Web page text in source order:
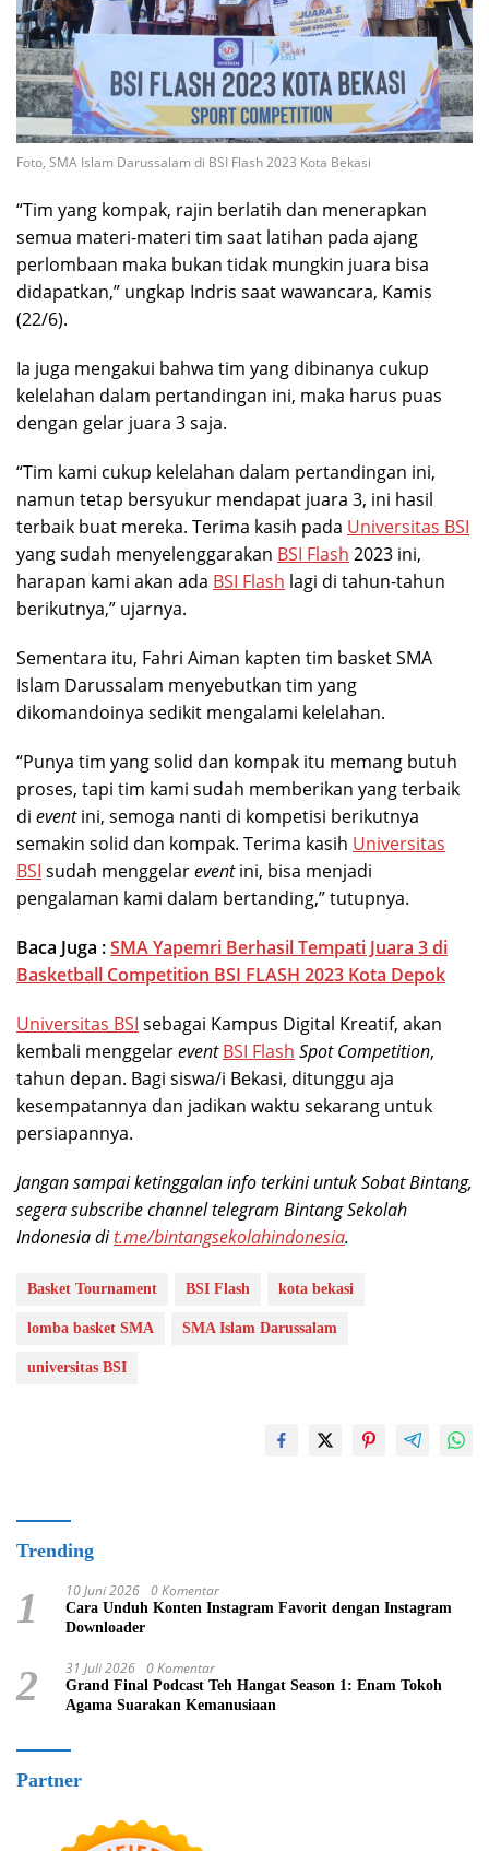
Foto, SMA Islam Darussalam di BSI Flash 2023 Kota Bekasi
“Tim yang kompak, rajin berlatih dan menerapkan
semua materi-materi tim saat latihan pada ajang
perlombaan maka bukan tidak mungkin juara bisa
didapatkan,” ungkap Indris saat wawancara, Kamis
(22/6).
Ia juga mengakui bahwa tim yang dibinanya cukup
kelelahan dalam pertandingan ini, maka harus puas
dengan gelar juara 3 saja.
“Tim kami cukup kelelahan dalam pertandingan ini,
namun tetap bersyukur mendapat juara 3, ini hasil
terbaik buat mereka. Terima kasih pada Universitas BSI
yang sudah menyelenggarakan BSI Flash 2023 ini,
harapan kami akan ada BSI Flash lagi di tahun-tahun
berikutnya,” ujarnya.
Sementara itu, Fahri Aiman kapten tim basket SMA
Islam Darussalam menyebutkan tim yang
dikomandoinya sedikit mengalami kelelahan.
“Punya tim yang solid dan kompak itu memang butuh
proses, tapi tim kami sudah memberikan yang terbaik
di eventini, semoga nanti di kompetisi berikutnya
semakin solid dan kompak. Terima kasih Universitas
BSI sudah menggelareventini, bisa menjadi
pengalaman kami dalam bertanding,” tutupnya.
Baca Juga :SMA Yapemri Berhasil Tempati Juara 3 di
Basketball Competition BSI FLASH 2023 Kota Depok
Universitas BSI sebagai Kampus Digital Kreatif, akan
kembali menggelarevent BSI Flash Spot Competition,
tahun depan. Bagi siswa/i Bekasi, ditunggu aja
kesempatannya dan jadikan waktu sekarang untuk
persiapannya.
Jangan sampai ketinggalan info terkini untuk Sobat Bintang,
segera subscribe channel telegram Bintang Sekolah
Indonesia dit.me/bintangsekolahindonesia.
Basket Tournament BSI Flash kota bekasi
lomba basket SMA SMA Islam Darussalam
universitas BSI
Trending
1 10 Juni 2026 0 Komentar
Cara Unduh Konten Instagram Favorit dengan Instagram
Downloader
2 31 Juli 2026 0 Komentar
Grand Final Podcast Teh Hangat Season 1: Enam Tokoh
Agama Suarakan Kemanusiaan
Partner